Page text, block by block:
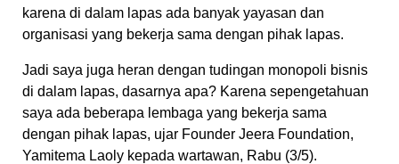
karena di dalam lapas ada banyak yayasan dan
organisasi yang bekerja sama dengan pihak lapas.
Jadi saya juga heran dengan tudingan monopoli bisnis
di dalam lapas, dasarnya apa? Karena sepengetahuan
saya ada beberapa lembaga yang bekerja sama
dengan pihak lapas, ujar Founder Jeera Foundation,
Yamitema Laoly kepada wartawan, Rabu (3/5).